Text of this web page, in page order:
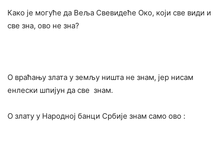
Како је могуће да Веља Свевидеће Око, који све види и
све зна, ово не зна?
О враћању злата у земљу ништа не знам, јер нисам
енлески шпијун да све знам.
О злату у Народној банци Србије знам само ово :